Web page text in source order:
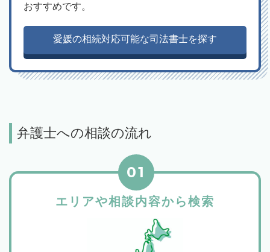
おすすめです。
愛媛の相続対応可能な司法書士を探す
弁護士への相談の流れ
エリアや相談内容から検索
01